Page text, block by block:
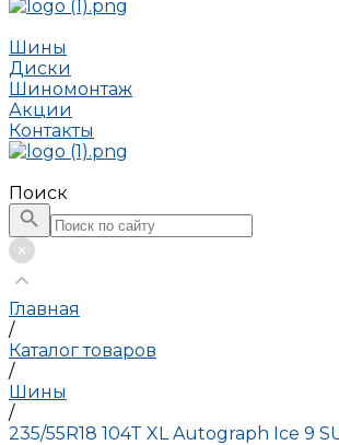
Шины
Диски
Шиномонтаж
Акции
Контакты
Поиск
Главная
/
Каталог товаров
/
Шины
/
235/55R18 104T XL Autograph Ice 9